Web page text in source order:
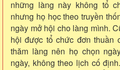
những làng này không tổ
nhưng họ học theo truyền
ngày mở hội cho làng mình.
hội được tổ chức đơn thuần
thăm làng nên họ chọn
ngày, không theo lịch cố